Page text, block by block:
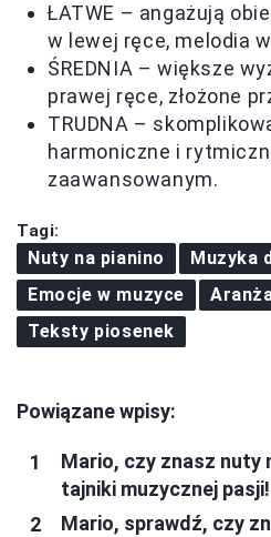
ŁATWE – angażują
w lewej ręce, melodia
ŚREDNIA – większe
prawej ręce, złożone
TRUDNA –
harmoniczne i
zaawansowanym.
Tagi:
Nuty na pianino
Muzyka
Emocje w muzyce
Teksty piosenek
Powiązane wpisy:
Mario, czy znasz nuty
tajniki muzycznej pasji!
Mario, sprawdź, czy